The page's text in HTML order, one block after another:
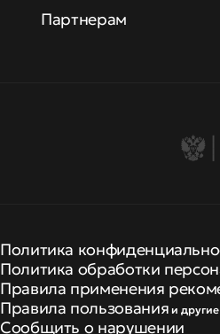
Партнерам
Политика
Политика обработки
Правила применения
Правила пользования и другие
Сообщить о нарушении